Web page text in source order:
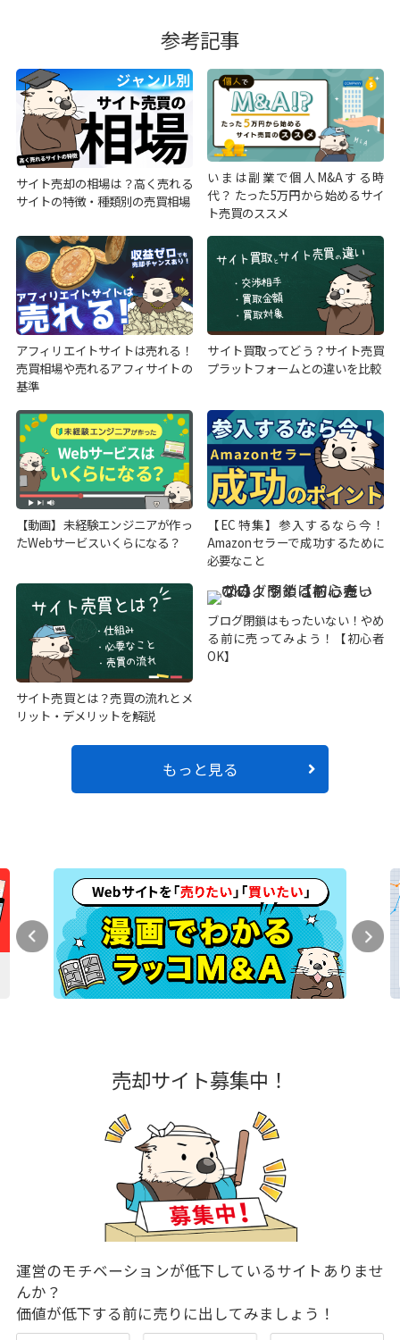
参考記事
サイト売却の相場は？高く売れる
サイトの特徴・種類別の売買相場
いまは副業で個人M&Aする時
代？ たった5万円から始めるサイ
ト売買のススメ
アフィリエイトサイトは売れる！
売買相場や売れるアフィサイトの
基準
サイト買取ってどう？サイト売買
プラットフォームとの違いを比較
【動画】未経験エンジニアが作っ
たWebサービスいくらになる？
【EC特集】参入するなら今！
Amazonセラーで成功するために
必要なこと
サイト売買とは？売買の流れとメ
リット・デメリットを解説
ブログ閉鎖はもったいない！やめ
る前に売ってみよう！【初心者
OK】
もっと見る
売却サイト募集中！
運営のモチベーションが低下しているサイトありませ
んか？
価値が低下する前に売りに出してみましょう！